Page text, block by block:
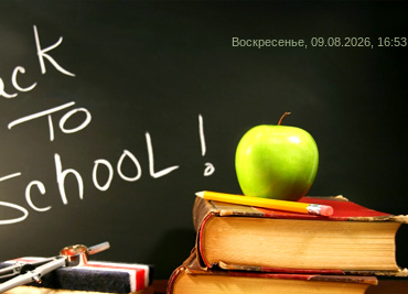
Воскресенье, 09.08.2026, 16:53